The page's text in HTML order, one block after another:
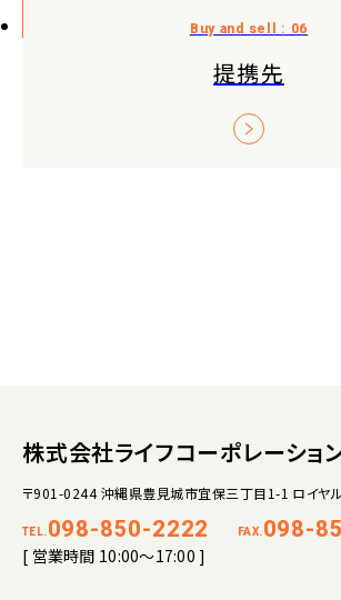
提携先
株式会社ライフコーポレーショ
〒901-0244 沖縄県豊見城市宜保三丁目1-1 ロイヤ
TEL. 098-850-2222 FAX. 098-
[ 営業時間 10:00～17:00 ]